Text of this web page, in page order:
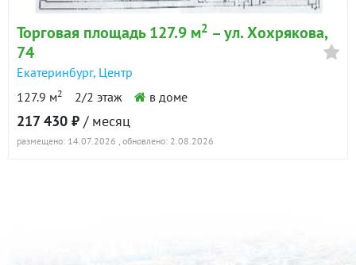
Торговая площадь 127.9 м2 – ул. Хохрякова,
74
Екатеринбург, Центр
127.9 м2 2/2 этаж в доме
217 430 ₽ / месяц
размещено: 14.07.2026 , обновлено: 2.08.2026